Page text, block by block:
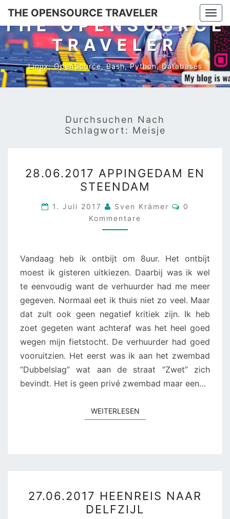
Skip
content
THE OPENSOURCE TRAVELER
THE OPENSOURCE
TRAVELER
Linux, OpenSource, Bash, Python, Databases
Durchsuchen Nach
Schlagwort: Meisje
APPINGEDAM
EN
STEENDAM
28.06.2017 APPINGEDAM EN
STEENDAM
1. Juli 2017 Sven Krämer
0
Kommentare
Vandaag heb ik ontbijt om 8uur. Het ontbijt
moest ik gisteren uitkiezen. Daarbij was ik wel
te eenvoudig want de verhuurder had me meer
gegeven. Normaal eet ik thuis niet zo veel. Maar
dat zult ook geen negatief kritiek zijn. Ik heb
zoet gegeten want achteraf was het heel goed
wegen mijn fietstocht. De verhuurder had goed
vooruitzien. Het eerst was ik aan het zwembad
“Dubbelslag” wat aan de straat “Zwet” zich
bevindt. Het is geen privé zwembad maar een…
WEITERLESENWEITERLESEN
HEENREIS
NAAR
27.06.2017 HEENREIS NAAR
DELFZIJL